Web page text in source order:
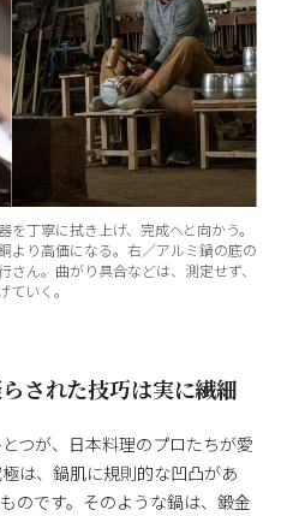
丁寧に拭き上げ、完成へと向かう。
より高価になる。右／アルミ鍋の底の
ん。曲がり具合などは、測定せず、
いく。
された技巧は実に繊細
つが、日本料理のプロたちが愛
は、鍋肌に規則的な凹凸があ
のです。そのような鍋は、鍛金